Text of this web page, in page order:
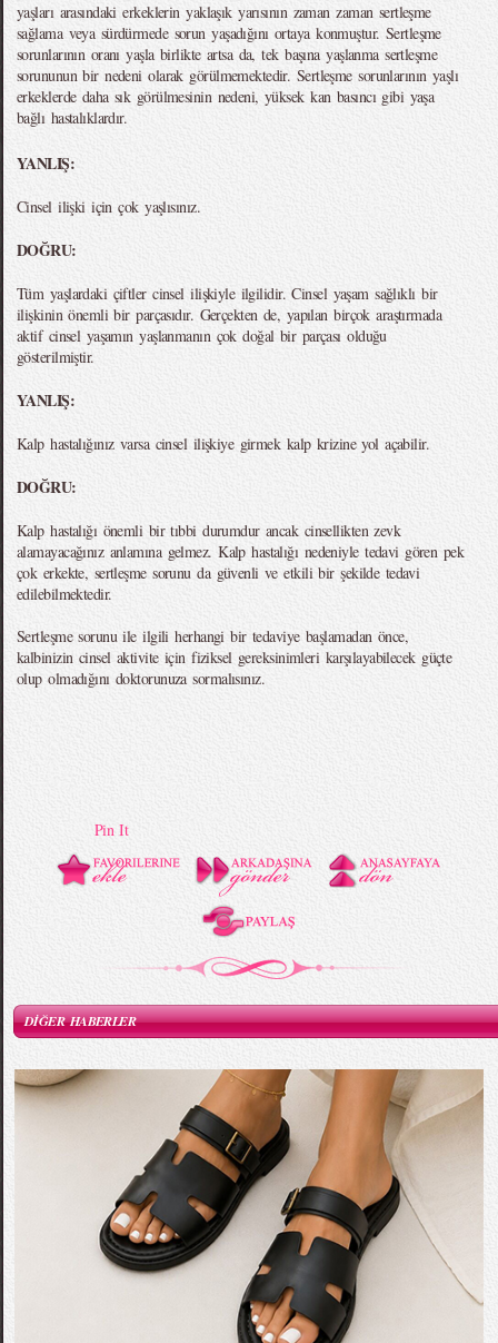
yaşları arasındaki erkeklerin yaklaşık yarısının zaman zaman sertleşme
sağlama veya sürdürmede sorun yaşadığını ortaya konmuştur. Sertleşme
sorunlarının oranı yaşla birlikte artsa da, tek başına yaşlanma sertleşme
sorununun bir nedeni olarak görülmemektedir. Sertleşme sorunlarının yaşlı
erkeklerde daha sık görülmesinin nedeni, yüksek kan basıncı gibi yaşa
bağlı hastalıklardır.
YANLIŞ:
Cinsel ilişki için çok yaşlısınız.
DOĞRU:
Tüm yaşlardaki çiftler cinsel ilişkiyle ilgilidir. Cinsel yaşam sağlıklı bir
ilişkinin önemli bir parçasıdır. Gerçekten de, yapılan birçok araştırmada
aktif cinsel yaşamın yaşlanmanın çok doğal bir parçası olduğu
gösterilmiştir.
YANLIŞ:
Kalp hastalığınız varsa cinsel ilişkiye girmek kalp krizine yol açabilir.
DOĞRU:
Kalp hastalığı önemli bir tıbbi durumdur ancak cinsellikten zevk
alamayacağınız anlamına gelmez. Kalp hastalığı nedeniyle tedavi gören pek
çok erkekte, sertleşme sorunu da güvenli ve etkili bir şekilde tedavi
edilebilmektedir.
Sertleşme sorunu ile ilgili herhangi bir tedaviye başlamadan önce,
kalbinizin cinsel aktivite için fiziksel gereksinimleri karşılayabilecek güçte
olup olmadığını doktorunuza sormalısınız.
Pin It
DİĞER HABERLER